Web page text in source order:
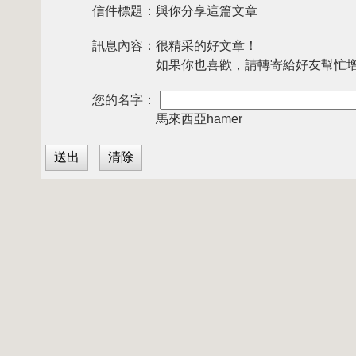
信件標題： 與你分享這篇文章
訊息內容： 很精采的好文章！
如果你也喜歡，請轉寄給好友幫忙
您的名字：
馬來西亞hamer